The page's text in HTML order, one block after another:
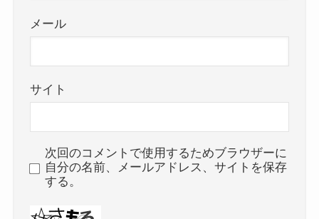
メール
サイト
次回のコメントで使用するためブラウザーに
自分の名前、メールアドレス、サイトを保存
する。